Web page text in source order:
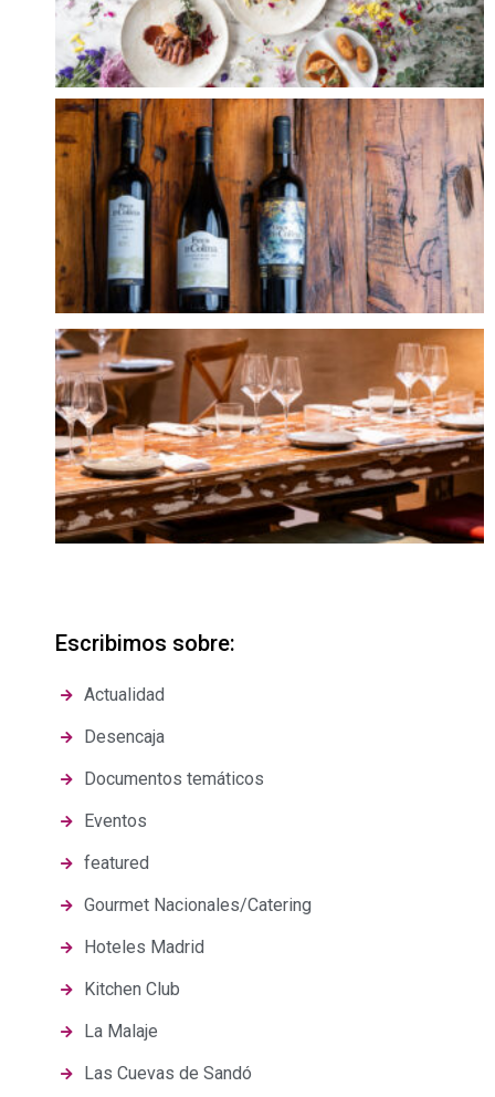
Escribimos sobre:
Actualidad
Desencaja
Documentos temáticos
Eventos
featured
Gourmet Nacionales/Catering
Hoteles Madrid
Kitchen Club
La Malaje
Las Cuevas de Sandó